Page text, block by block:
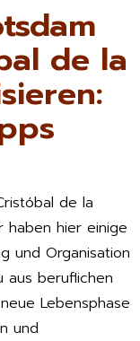
de la
de la
haben hier einige
und Organisation
aus beruflichen
Lebensphase
und